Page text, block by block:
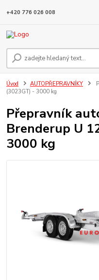
+420 776 026 008
Úvod AUTOPŘEPRAVNÍKY
(3023GT) - 3000 kg
Přepravník
Brenderup U
3000 kg